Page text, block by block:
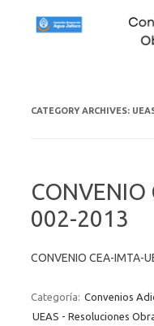
CATEGORY ARCHIVES:
CONVENIO
002-2013
CONVENIO CEA-IMTA-
Categoría: Convenios
UEAS - Resoluciones